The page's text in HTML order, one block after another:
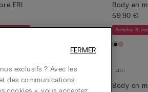
ERI
1 gratuit
Body en
59,90 €
Achetez 3,
Body en
exclusifs ? Avec les
des communications
FERMER